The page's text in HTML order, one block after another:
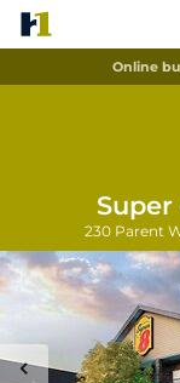
Online
230 Parent